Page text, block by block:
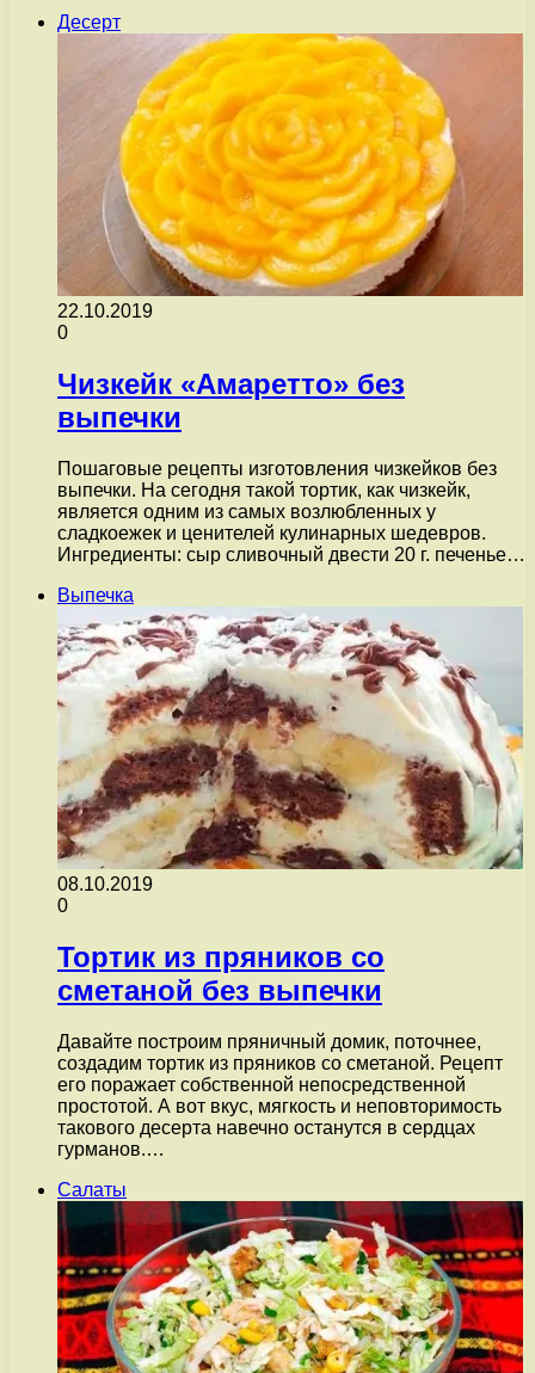
Десерт
22.10.2019
0
Чизкейк «Амаретто» без
выпечки
Пошаговые рецепты изготовления чизкейков без
выпечки. На сегодня такой тортик, как чизкейк,
является одним из самых возлюбленных у
сладкоежек и ценителей кулинарных шедевров.
Ингредиенты: сыр сливочный двести 20 г. печенье…
Выпечка
08.10.2019
0
Тортик из пряников со
сметаной без выпечки
Давайте построим пряничный домик, поточнее,
создадим тортик из пряников со сметаной. Рецепт
его поражает собственной непосредственной
простотой. А вот вкус, мягкость и неповторимость
такового десерта навечно останутся в сердцах
гурманов.…
Салаты